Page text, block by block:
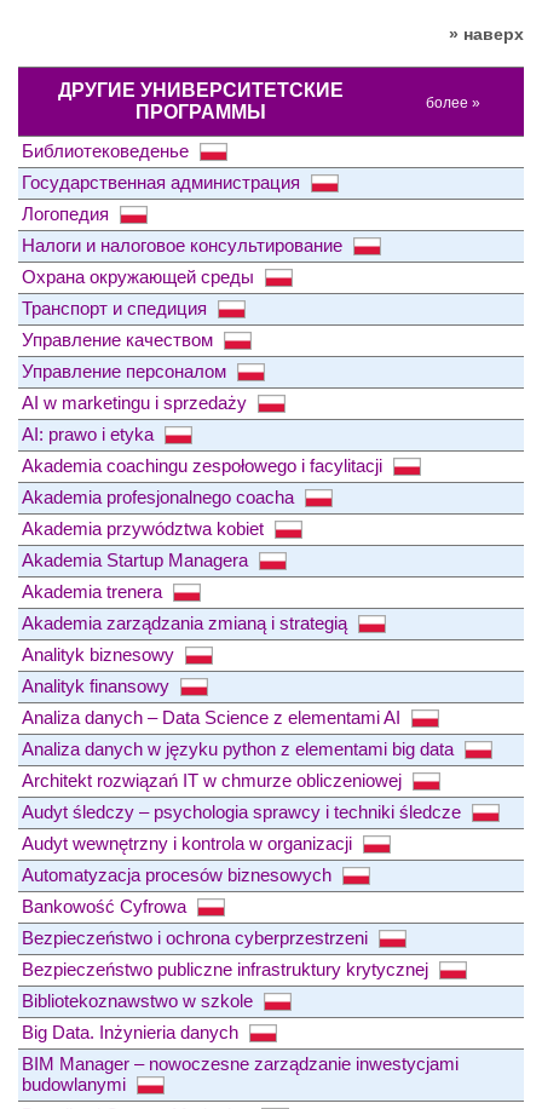
» наверх
ДРУГИЕ УНИВЕРСИТЕТСКИЕ
ПРОГРАММЫ
более »
Библиотековеденье
Государственная администрация
Логопедия
Налоги и налоговое консультирование
Охрана окружающей среды
Транспорт и спедиция
Управление качеством
Управление персоналом
AI w marketingu i sprzedaży
AI: prawo i etyka
Akademia coachingu zespołowego i facylitacji
Akademia profesjonalnego coacha
Akademia przywództwa kobiet
Akademia Startup Managera
Akademia trenera
Akademia zarządzania zmianą i strategią
Analityk biznesowy
Analityk finansowy
Analiza danych – Data Science z elementami AI
Analiza danych w języku python z elementami big data
Architekt rozwiązań IT w chmurze obliczeniowej
Audyt śledczy – psychologia sprawcy i techniki śledcze
Audyt wewnętrzny i kontrola w organizacji
Automatyzacja procesów biznesowych
Bankowość Cyfrowa
Bezpieczeństwo i ochrona cyberprzestrzeni
Bezpieczeństwo publiczne infrastruktury krytycznej
Bibliotekoznawstwo w szkole
Big Data. Inżynieria danych
BIM Manager – nowoczesne zarządzanie inwestycjami
budowlanymi